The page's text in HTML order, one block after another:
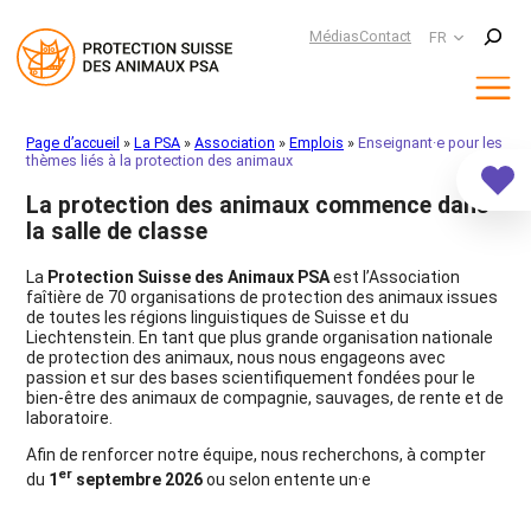
au
contenu
MédiasContact FR
Suchen
Page d’accueil » La PSA » Association » Emplois » Enseignant·e pour les
thèmes liés à la protection des animaux
La protection des animaux commence dans
la salle de classe
La Protection Suisse des Animaux PSAest l’Association
faîtière de 70 organisations de protection des animaux issues
de toutes les régions linguistiques de Suisse et du
Liechtenstein. En tant que plus grande organisation nationale
de protection des animaux, nous nous engageons avec
passion et sur des bases scientifiquement fondées pour le
bien-être des animaux de compagnie, sauvages, de rente et de
laboratoire.
Afin de renforcer notre équipe, nous recherchons, à compter
du 1 er septembre 2026ou selon entente un·e